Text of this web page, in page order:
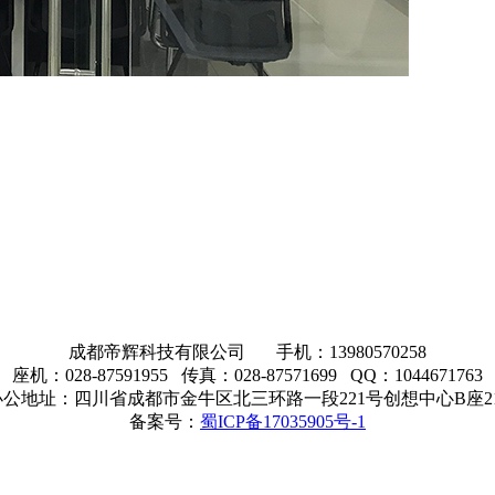
成都帝辉科技有限公司 手机：13980570258
座机：028-87591955 传真：028-87571699 QQ：1044671763
地址：四川省成都市金牛区北三环路一段221号创想中心B座
备案号： 蜀ICP备17035905号-1